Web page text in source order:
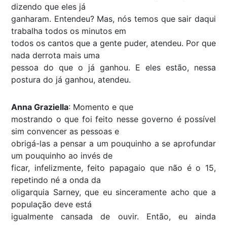
dizendo que eles já
ganharam. Entendeu? Mas, nós temos que sair daqui
trabalha todos os minutos em
todos os cantos que a gente puder, atendeu. Por que
nada derrota mais uma
pessoa do que o já ganhou. E eles estão, nessa
postura do já ganhou, atendeu.
Anna Graziella: Momento e que
mostrando o que foi feito nesse governo é possível
sim convencer as pessoas e
obrigá-las a pensar a um pouquinho a se aprofundar
um pouquinho ao invés de
ficar, infelizmente, feito papagaio que não é o 15,
repetindo né a onda da
oligarquia Sarney, que eu sinceramente acho que a
população deve está
igualmente cansada de ouvir. Então, eu ainda